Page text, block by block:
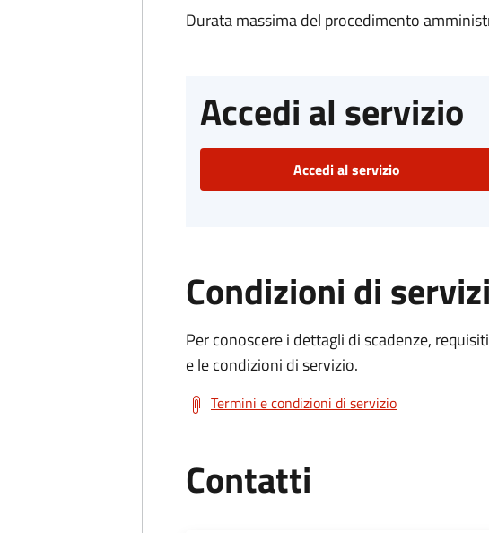
Durata massima del procedimento
Accedi al servizio
Accedi al servizio
Condizioni di
Per conoscere i dettagli di scadenze,
e le condizioni di servizio.
Termini e condizioni di servizio
Contatti